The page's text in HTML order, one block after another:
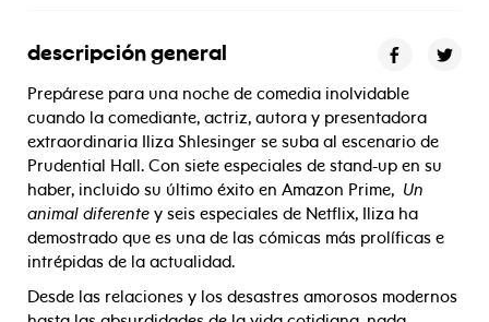
descripción general
Prepárese para una noche de comedia inolvidable
cuando la comediante, actriz, autora y presentadora
extraordinaria Iliza Shlesinger se suba al escenario de
Prudential Hall. Con siete especiales de stand-up en su
haber, incluido su último éxito en Amazon Prime, Un
animal diferente y seis especiales de Netflix, Iliza ha
demostrado que es una de las cómicas más prolíficas e
intrépidas de la actualidad.
Desde las relaciones y los desastres amorosos modernos